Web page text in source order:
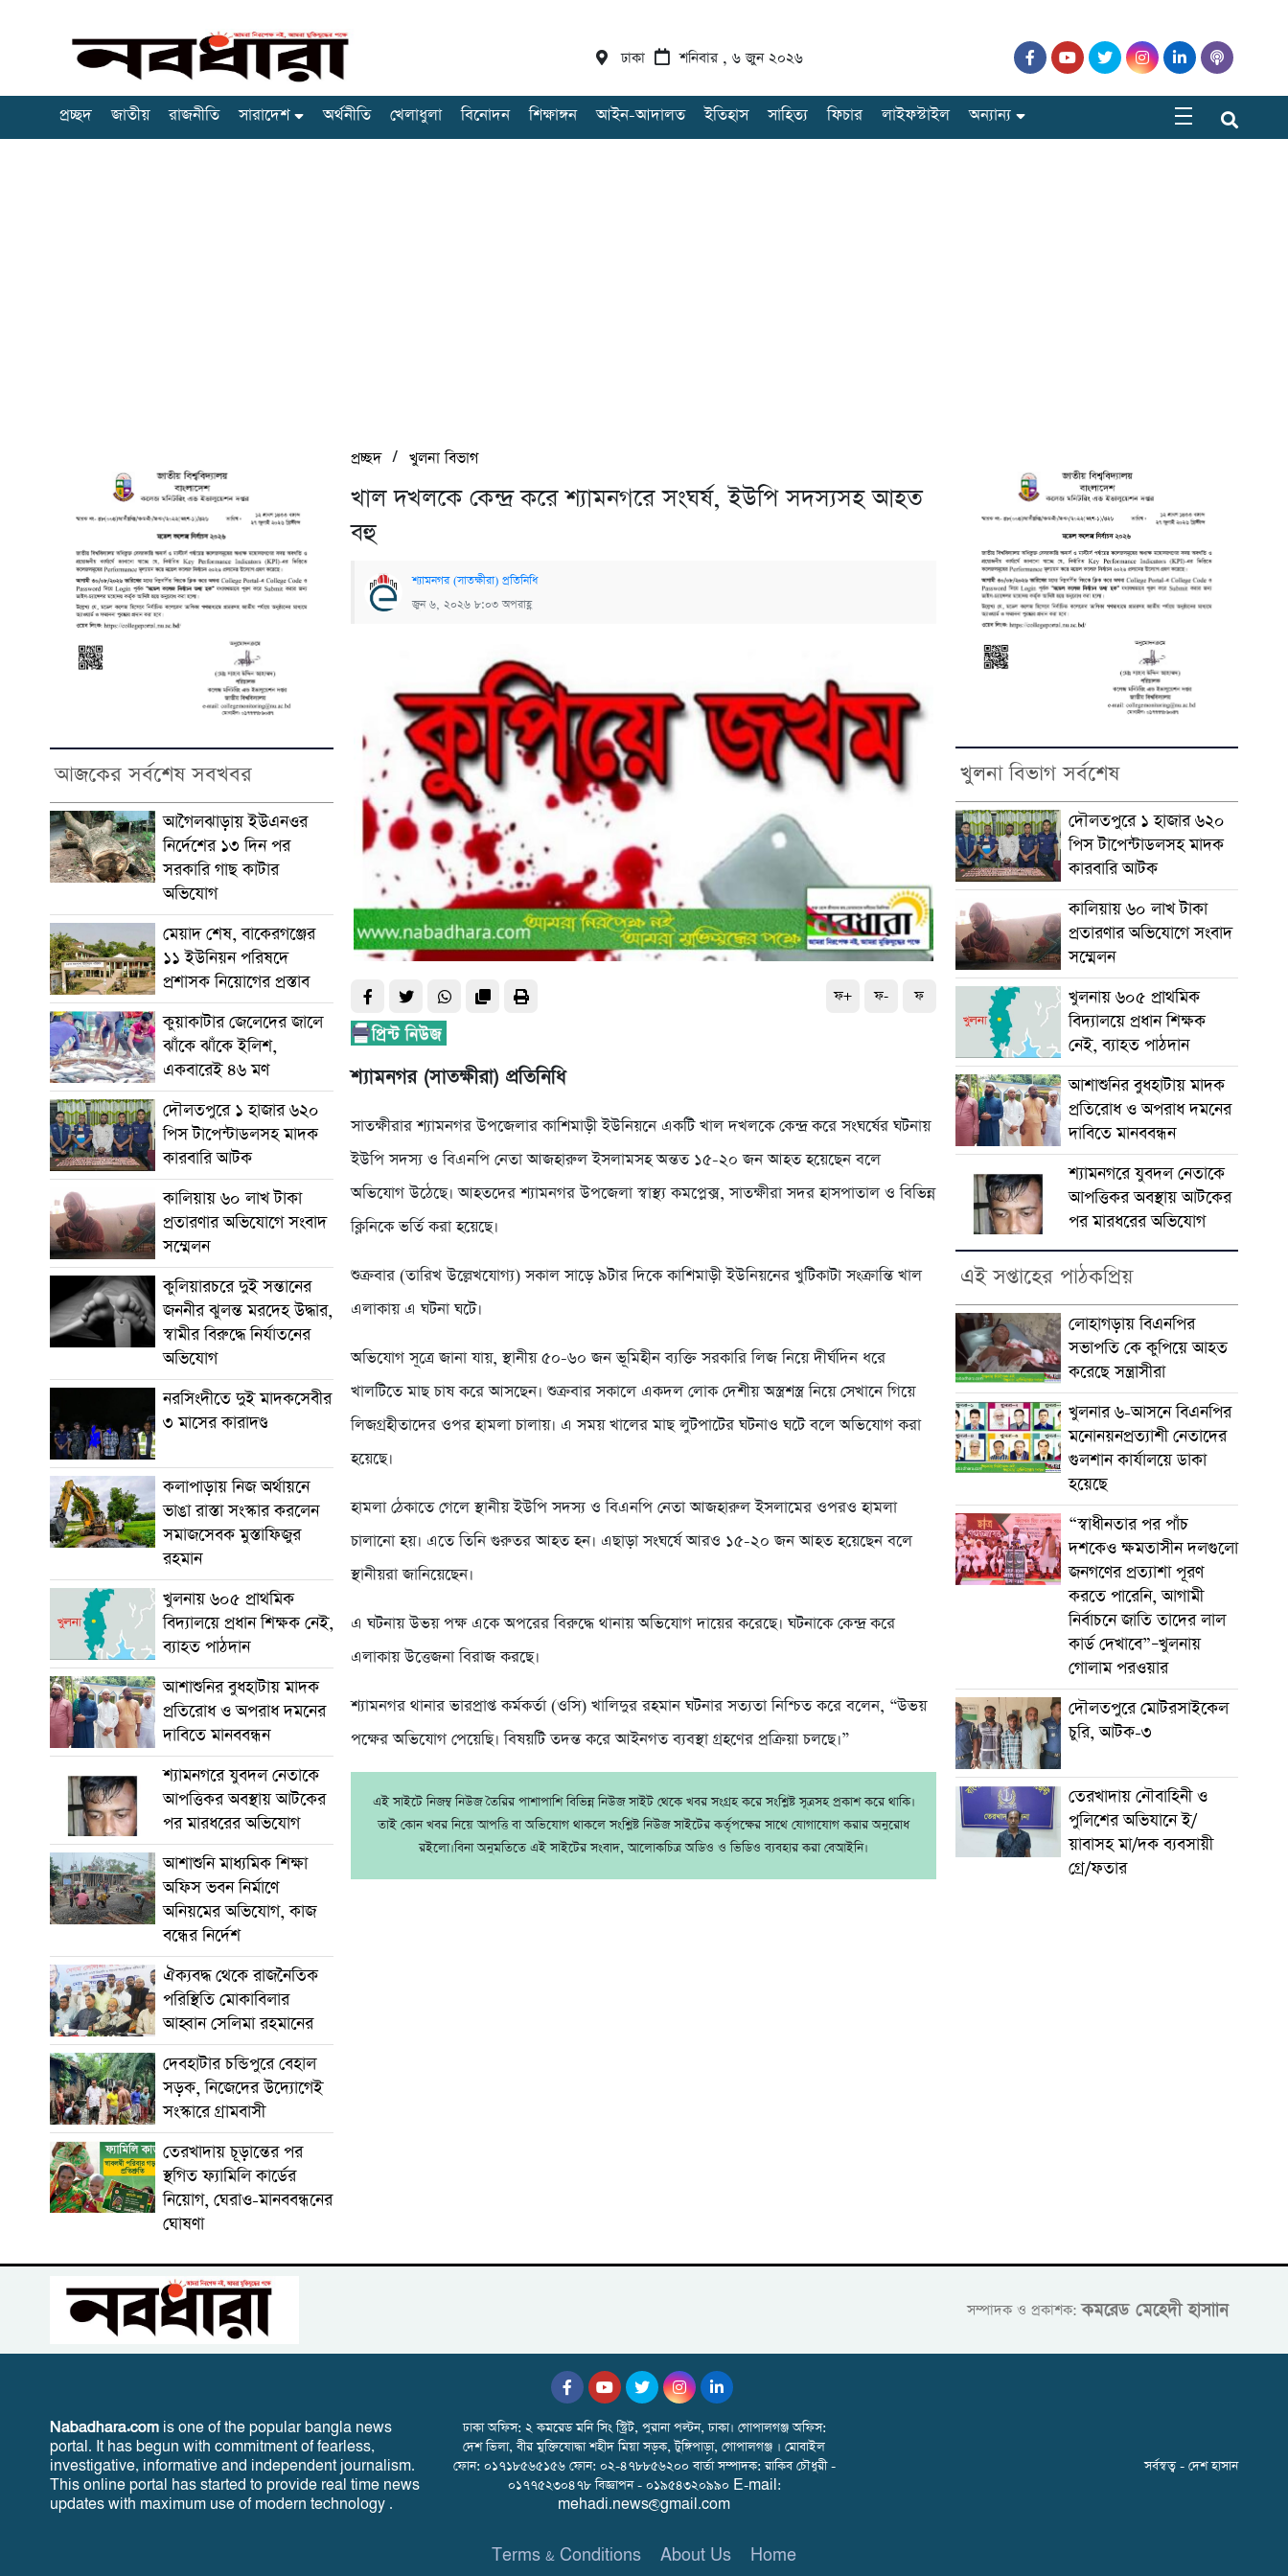
ঢাকা শনিবার , ৬ জুন ২০২৬
প্রচ্ছদ জাতীয় রাজনীতি সারাদেশ অর্থনীতি খেলাধুলা বিনোদন শিক্ষাঙ্গন আইন-আদালত ইতিহাস সাহিত্য ফিচার লাইফস্টাইল অন্যান্য
আজকের সর্বশেষ সবখবর
আগৈলঝাড়ায় ইউএনওর
নির্দেশের ১৩ দিন পর
সরকারি গাছ কাটার
অভিযোগ
মেয়াদ শেষ, বাকেরগঞ্জের
১১ ইউনিয়ন পরিষদে
প্রশাসক নিয়োগের প্রস্তাব
কুয়াকাটার জেলেদের জালে
ঝাঁকে ঝাঁকে ইলিশ,
একবারেই ৪৬ মণ
দৌলতপুরে ১ হাজার ৬২০
পিস টাপেন্টাডলসহ মাদক
কারবারি আটক
কালিয়ায় ৬০ লাখ টাকা
প্রতারণার অভিযোগে সংবাদ
সম্মেলন
কুলিয়ারচরে দুই সন্তানের
জননীর ঝুলন্ত মরদেহ উদ্ধার,
স্বামীর বিরুদ্ধে নির্যাতনের
অভিযোগ
নরসিংদীতে দুই মাদকসেবীর
৩ মাসের কারাদণ্ড
কলাপাড়ায় নিজ অর্থায়নে
ভাঙা রাস্তা সংস্কার করলেন
সমাজসেবক মুস্তাফিজুর
রহমান
খুলনায় ৬০৫ প্রাথমিক
বিদ্যালয়ে প্রধান শিক্ষক নেই,
ব্যাহত পাঠদান
আশাশুনির বুধহাটায় মাদক
প্রতিরোধ ও অপরাধ দমনের
দাবিতে মানববন্ধন
শ্যামনগরে যুবদল নেতাকে
আপত্তিকর অবস্থায় আটকের
পর মারধরের অভিযোগ
আশাশুনি মাধ্যমিক শিক্ষা
অফিস ভবন নির্মাণে
অনিয়মের অভিযোগ, কাজ
বন্ধের নির্দেশ
ঐক্যবদ্ধ থেকে রাজনৈতিক
পরিস্থিতি মোকাবিলার
আহ্বান সেলিমা রহমানের
দেবহাটার চন্ডিপুরে বেহাল
সড়ক, নিজেদের উদ্যোগেই
সংস্কারে গ্রামবাসী
তেরখাদায় চূড়ান্তের পর
স্থগিত ফ্যামিলি কার্ডের
নিয়োগ, ঘেরাও-মানববন্ধনের
ঘোষণা
প্রচ্ছদ/খুলনা বিভাগ
খাল দখলকে কেন্দ্র করে শ্যামনগরে সংঘর্ষ, ইউপি সদস্যসহ আহত
বহু
শ্যামনগর (সাতক্ষীরা) প্রতিনিধি
জুন ৬, ২০২৬ ৮:০৩ অপরাহ্ণ
ফ+ ফ- ফ
শ্যামনগর (সাতক্ষীরা) প্রতিনিধি
সাতক্ষীরার শ্যামনগর উপজেলার কাশিমাড়ী ইউনিয়নে একটি খাল দখলকে কেন্দ্র করে সংঘর্ষের ঘটনায়
ইউপি সদস্য ও বিএনপি নেতা আজহারুল ইসলামসহ অন্তত ১৫-২০ জন আহত হয়েছেন বলে
অভিযোগ উঠেছে। আহতদের শ্যামনগর উপজেলা স্বাস্থ্য কমপ্লেক্স, সাতক্ষীরা সদর হাসপাতাল ও বিভিন্ন
ক্লিনিকে ভর্তি করা হয়েছে।
শুক্রবার (তারিখ উল্লেখযোগ্য) সকাল সাড়ে ৯টার দিকে কাশিমাড়ী ইউনিয়নের খুটিকাটা সংক্রান্তি খাল
এলাকায় এ ঘটনা ঘটে।
অভিযোগ সূত্রে জানা যায়, স্থানীয় ৫০-৬০ জন ভূমিহীন ব্যক্তি সরকারি লিজ নিয়ে দীর্ঘদিন ধরে
খালটিতে মাছ চাষ করে আসছেন। শুক্রবার সকালে একদল লোক দেশীয় অস্ত্রশস্ত্র নিয়ে সেখানে গিয়ে
লিজগ্রহীতাদের ওপর হামলা চালায়। এ সময় খালের মাছ লুটপাটের ঘটনাও ঘটে বলে অভিযোগ করা
হয়েছে।
হামলা ঠেকাতে গেলে স্থানীয় ইউপি সদস্য ও বিএনপি নেতা আজহারুল ইসলামের ওপরও হামলা
চালানো হয়। এতে তিনি গুরুতর আহত হন। এছাড়া সংঘর্ষে আরও ১৫-২০ জন আহত হয়েছেন বলে
স্থানীয়রা জানিয়েছেন।
এ ঘটনায় উভয় পক্ষ একে অপরের বিরুদ্ধে থানায় অভিযোগ দায়ের করেছে। ঘটনাকে কেন্দ্র করে
এলাকায় উত্তেজনা বিরাজ করছে।
শ্যামনগর থানার ভারপ্রাপ্ত কর্মকর্তা (ওসি) খালিদুর রহমান ঘটনার সত্যতা নিশ্চিত করে বলেন, “উভয়
পক্ষের অভিযোগ পেয়েছি। বিষয়টি তদন্ত করে আইনগত ব্যবস্থা গ্রহণের প্রক্রিয়া চলছে।”
এই সাইটে নিজম্ব নিউজ তৈরির পাশাপাশি বিভিন্ন নিউজ সাইট থেকে খবর সংগ্রহ করে সংশ্লিষ্ট সূত্রসহ প্রকাশ করে থাকি।
তাই কোন খবর নিয়ে আপত্তি বা অভিযোগ থাকলে সংশ্লিষ্ট নিউজ সাইটের কর্তৃপক্ষের সাথে যোগাযোগ করার অনুরোধ
রইলো।বিনা অনুমতিতে এই সাইটের সংবাদ, আলোকচিত্র অডিও ও ভিডিও ব্যবহার করা বেআইনি।
খুলনা বিভাগ সর্বশেষ
দৌলতপুরে ১ হাজার ৬২০
পিস টাপেন্টাডলসহ মাদক
কারবারি আটক
কালিয়ায় ৬০ লাখ টাকা
প্রতারণার অভিযোগে সংবাদ
সম্মেলন
খুলনায় ৬০৫ প্রাথমিক
বিদ্যালয়ে প্রধান শিক্ষক
নেই, ব্যাহত পাঠদান
আশাশুনির বুধহাটায় মাদক
প্রতিরোধ ও অপরাধ দমনের
দাবিতে মানববন্ধন
শ্যামনগরে যুবদল নেতাকে
আপত্তিকর অবস্থায় আটকের
পর মারধরের অভিযোগ
এই সপ্তাহের পাঠকপ্রিয়
লোহাগড়ায় বিএনপির
সভাপতি কে কুপিয়ে আহত
করেছে সন্ত্রাসীরা
খুলনার ৬-আসনে বিএনপির
মনোনয়নপ্রত্যাশী নেতাদের
গুলশান কার্যালয়ে ডাকা
হয়েছে
“স্বাধীনতার পর পাঁচ
দশকেও ক্ষমতাসীন দলগুলো
জনগণের প্রত্যাশা পূরণ
করতে পারেনি, আগামী
নির্বাচনে জাতি তাদের লাল
কার্ড দেখাবে”–খুলনায়
গোলাম পরওয়ার
দৌলতপুরে মোটরসাইকেল
চুরি, আটক-৩
তেরখাদায় নৌবাহিনী ও
পুলিশের অভিযানে ই/
য়াবাসহ মা/দক ব্যবসায়ী
গ্রে/ফতার
সম্পাদক ও প্রকাশক:কমরেড মেহেদী হাসাান
Nabadhara.com is one of the popular bangla news
portal. It has begun with commitment of fearless,
investigative, informative and independent journalism.
This online portal has started to provide real time news
updates with maximum use of modern technology .
ঢাকা অফিস: ২ কমরেড মনি সিং স্ট্রিট, পুরানা পল্টন, ঢাকা। গোপালগঞ্জ অফিস:
দেশ ভিলা, বীর মুক্তিযোদ্ধা শহীদ মিয়া সড়ক, টুঙ্গিপাড়া, গোপালগঞ্জ । মোবাইল
ফোন: ০১৭১৮৫৬৫১৫৬ ফোন: ০২-৪৭৮৮৫৬২০০ বার্তা সম্পাদক: রাকিব চৌধুরী -
০১৭৭৫২৩০৪৭৮ বিজ্ঞাপন - ০১৯৫৪৩২০৯৯০ E-mail:
mehadi.news@gmail.com
Terms & Conditions About Us Home
সর্বস্বত্ব - দেশ হাসান